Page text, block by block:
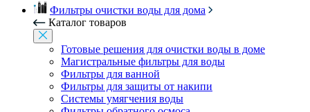
Фильтры очистки воды для дома
Каталог товаров
Готовые решения для очистки воды в доме
Магистральные фильтры для воды
Фильтры для ванной
Фильтры для защиты от накипи
Системы умягчения воды